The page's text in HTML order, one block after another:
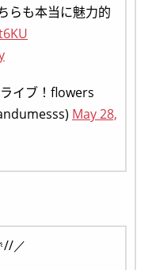
らも本当に魅力的
イブ！flowers
May 28,
／